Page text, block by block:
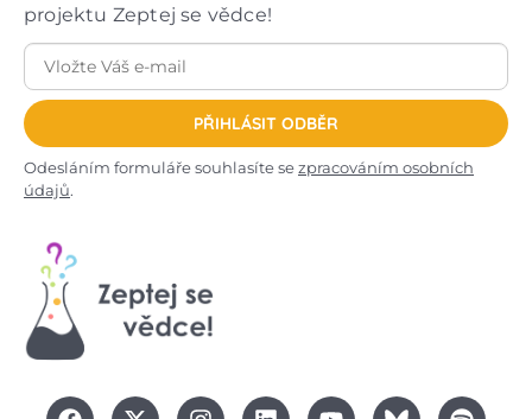
projektu Zeptej se vědce!
PŘIHLÁSIT ODBĚR
Odesláním formuláře souhlasíte sezpracováním osobních
údajů.